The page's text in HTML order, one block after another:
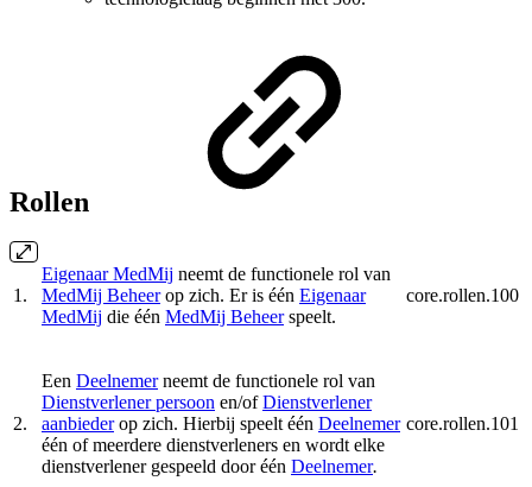
Rollen
1.
Eigenaar MedMij neemt de functionele rol van
MedMij Beheerop zich. Er is één Eigenaar
MedMij die één MedMij Beheerspeelt.
core.rollen.100
2.
Een Deelnemerneemt de functionele rol van
Dienstverlener persoon en/ofDienstverlener
aanbiederop zich. Hierbij speelt één Deelnemer
één of meerdere dienstverleners en wordt elke
dienstverlener gespeeld door één Deelnemer.
core.rollen.101